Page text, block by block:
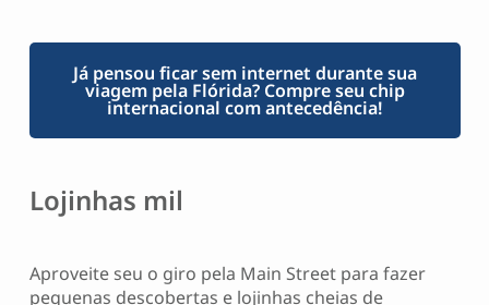
Já pensou ficar sem internet durante sua
viagem pela Flórida? Compre seu chip
internacional com antecedência!
Lojinhas mil
Aproveite seu o giro pela Main Street para fazer
pequenas descobertas e lojinhas cheias de